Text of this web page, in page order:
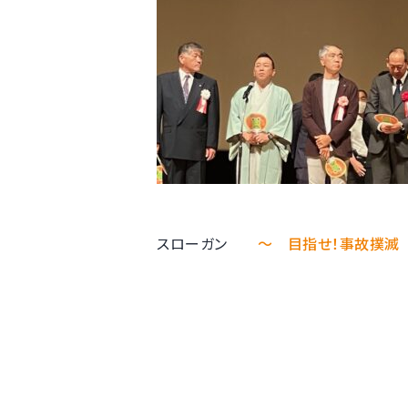
スローガン ～ 目指せ！事故撲